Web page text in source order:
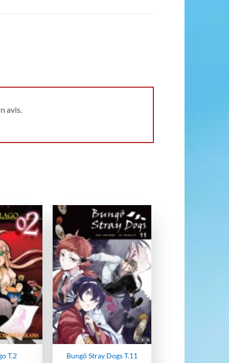
avis.
Ajouter
wishlist
T.2
Ajouter
à la
wishlist
Bungô Stray Dogs T.11